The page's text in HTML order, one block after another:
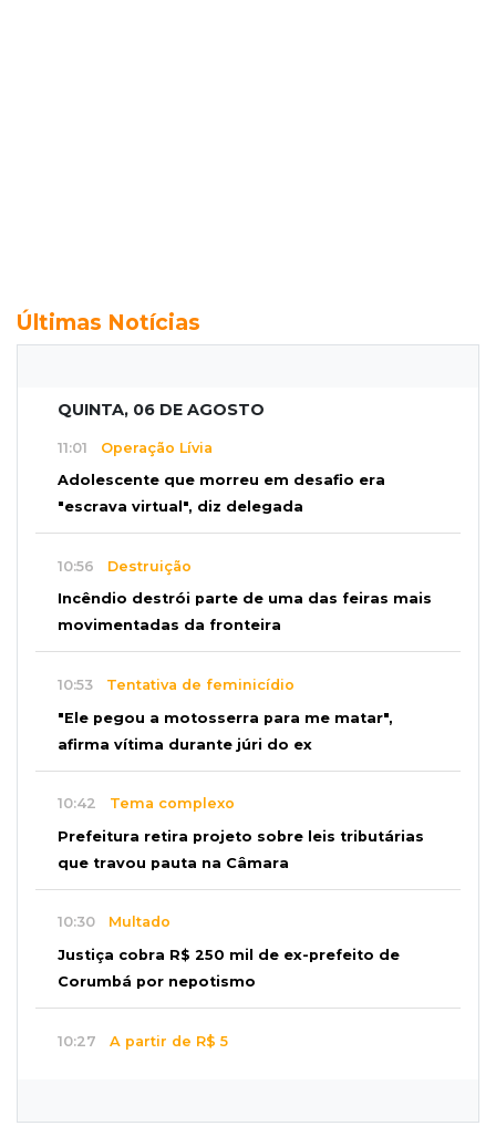
Últimas Notícias
QUINTA, 06 DE AGOSTO
11:01 Operação Lívia
Adolescente que morreu em desafio era
"escrava virtual", diz delegada
10:56 Destruição
Incêndio destrói parte de uma das feiras mais
movimentadas da fronteira
10:53 Tentativa de feminicídio
"Ele pegou a motosserra para me matar",
afirma vítima durante júri do ex
10:42 Tema complexo
Prefeitura retira projeto sobre leis tributárias
que travou pauta na Câmara
10:30 Multado
Justiça cobra R$ 250 mil de ex-prefeito de
Corumbá por nepotismo
10:27 A partir de R$ 5